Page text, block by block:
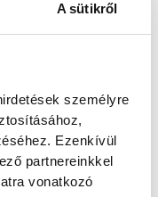
A sütikről
személyre
Ezenkívül
partnereinkkel
vonatkozó
BETÖLTÉSE